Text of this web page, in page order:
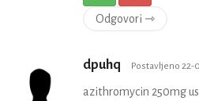
Odgovori ⇾
dpuhq Postavljeno 22-
azithromycin 250mg